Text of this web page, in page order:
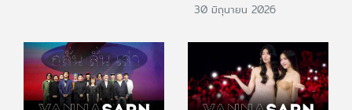
30 มิถุนายน 2026